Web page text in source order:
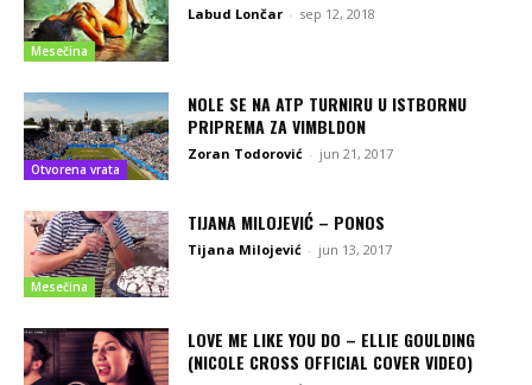
Mesečina
Labud Lončar - sep 12, 2018
Otvorena vrata
NOLE SE NA ATP TURNIRU U ISTBORNU
PRIPREMA ZA VIMBLDON
Zoran Todorović - jun 21, 2017
Mesečina
TIJANA MILOJEVIĆ – PONOS
Tijana Milojević - jun 13, 2017
LOVE ME LIKE YOU DO – ELLIE GOULDING
(NICOLE CROSS OFFICIAL COVER VIDEO)